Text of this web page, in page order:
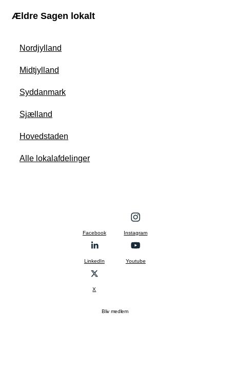
Ældre Sagen lokalt
Nordjylland
Midtjylland
Syddanmark
Sjælland
Hovedstaden
Alle lokalafdelinger
Facebook Instagram
LinkedIn Youtube
X
Bliv medlem